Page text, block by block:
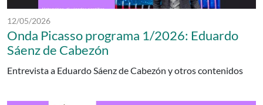
Fecha de publicación:
12/05/2026
Onda Picasso programa 1/2026: Eduardo
Sáenz de Cabezón
Entrevista a Eduardo Sáenz de Cabezón y otros contenidos